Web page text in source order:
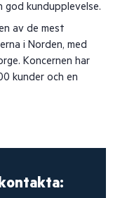
god kundupplevelse.
av de mest
i Norden, med
Koncernen har
kunder och en